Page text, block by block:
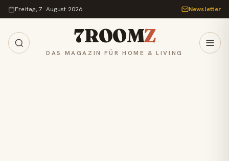
Zum Inhalt springen
Freitag, 7. August 2026 Newsletter
7ROOMZ
DAS MAGAZIN FÜR HOME & LIVING